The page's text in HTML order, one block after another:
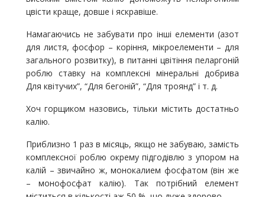
цвісти краще, довше і яскравіше.
Намагаючись не забувати про інші елементи (азот
для листя, фосфор – коріння, мікроелементи – для
загального розвитку), в питанні цвітіння пеларгоній
роблю ставку на комплексні мінеральні добрива
Для квітучих”, “Для бегоній”, “Для троянд” і т. д.
Хоч горщиком назовись, тільки містить достатньо
калію.
Приблизно 1 раз в місяць, якщо не забуваю, замість
комплексної роблю окрему підгодівлю з упором на
калій – звичайно ж, монокалием фосфатом (він же
– монофосфат калію). Так потрібний елемент